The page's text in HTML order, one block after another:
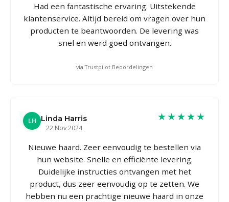
Had een fantastische ervaring. Uitstekende
klantenservice. Altijd bereid om vragen over hun
producten te beantwoorden. De levering was
snel en werd goed ontvangen.
via Trustpilot Beoordelingen
LH
Linda Harris
22 Nov 2024
★★★★★
Nieuwe haard. Zeer eenvoudig te bestellen via
hun website. Snelle en efficiënte levering.
Duidelijke instructies ontvangen met het
product, dus zeer eenvoudig op te zetten. We
hebben nu een prachtige nieuwe haard in onze